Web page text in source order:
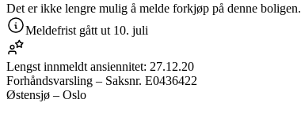
Det er ikke lengre mulig å melde forkjøp på denne boligen.
Meldefrist gått ut 10. juli
Lengst innmeldt ansiennitet: 27.12.20
Forhåndsvarsling – Saksnr. E0436422
Østensjø – Oslo